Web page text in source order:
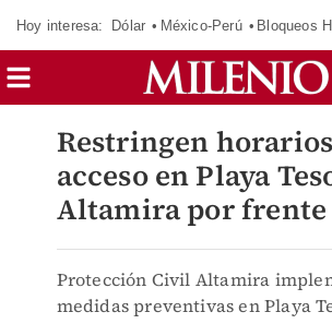
Hoy interesa: Dólar México-Perú Bloqueos
Restringen
acceso en Playa
Altamira por
Protección Civil Altamira
medidas preventivas en Playa